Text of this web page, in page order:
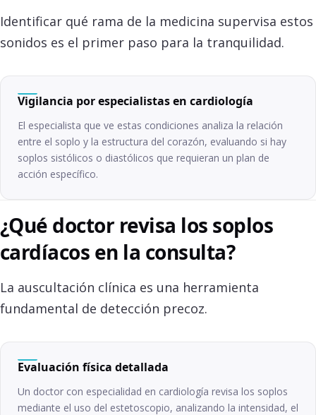
Identificar qué rama de la medicina supervisa estos
sonidos es el primer paso para la tranquilidad.
Vigilancia por especialistas en cardiología
El especialista que ve estas condiciones analiza la relación
entre el soplo y la estructura del corazón, evaluando si hay
soplos sistólicos o diastólicos que requieran un plan de
acción específico.
¿Qué doctor revisa los soplos
cardíacos en la consulta?
La auscultación clínica es una herramienta
fundamental de detección precoz.
Evaluación física detallada
Un doctor con especialidad en cardiología revisa los soplos
mediante el uso del estetoscopio, analizando la intensidad, el